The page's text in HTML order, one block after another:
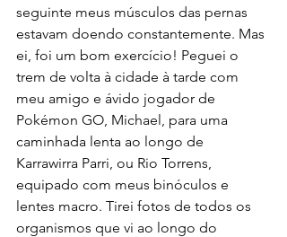
seguinte meus músculos das pernas
estavam doendo constantemente. Mas
ei, foi um bom exercício! Peguei o
trem de volta à cidade à tarde com
meu amigo e ávido jogador de
Pokémon GO, Michael, para uma
caminhada lenta ao longo de
Karrawirra Parri, ou Rio Torrens,
equipado com meus binóculos e
lentes macro. Tirei fotos de todos os
organismos que vi ao longo do